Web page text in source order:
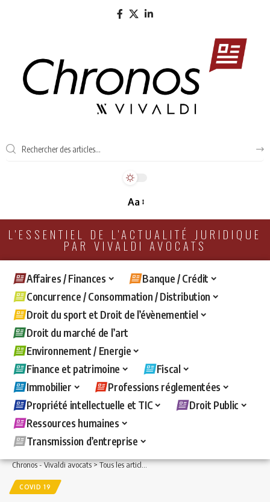
Aa
L'ESSENTIEL DE L'ACTUALITÉ JURIDIQUE
PAR VIVALDI AVOCATS
Affaires / Finances
Banque / Crédit
Concurrence / Consommation / Distribution
Droit du sport et Droit de l’évènementiel
Droit du marché de l’art
Environnement / Energie
Finance et patrimoine
Fiscal
Immobilier
Professions réglementées
Propriété intellectuelle et TIC
Droit Public
Ressources humaines
Transmission d’entreprise
Chronos - Vivaldi avocats>Tous les articles >COVID 19>Télétravail : un
COVID 19